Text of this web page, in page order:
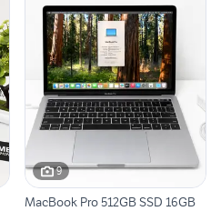
9
MacBook Pro 512GB SSD 16GB